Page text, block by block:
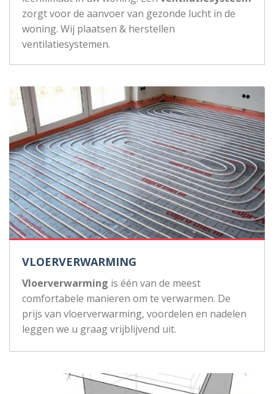
zorgt voor de aanvoer van gezonde lucht in de
woning. Wij plaatsen & herstellen
ventilatiesystemen.
VLOERVERWARMING
Vloerverwarming is één van de meest
comfortabele manieren om te verwarmen. De
prijs van vloerverwarming, voordelen en nadelen
leggen we u graag vrijblijvend uit.